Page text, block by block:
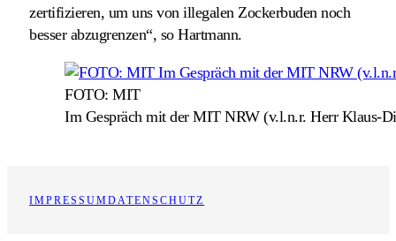
zertifizieren, um uns von illegalen Zockerbuden noch
besser abzugrenzen“, so Hartmann.
FOTO: MIT
Im Gespräch mit der MIT NRW (v.l.n.r. Herr Klaus-
IMPRESSUMDATENSCHUTZ